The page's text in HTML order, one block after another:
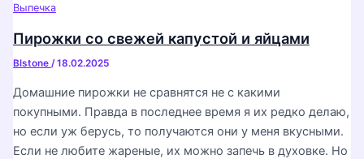
Выпечка
Пирожки со свежей капустой и яйцами
Blstone /18.02.2025
Домашние пирожки не сравнятся не с какими
покупными. Правда в последнее время я их редко делаю,
но если уж берусь, то получаются они у меня вкусными.
Если не любите жареные, их можно запечь в духовке. Но